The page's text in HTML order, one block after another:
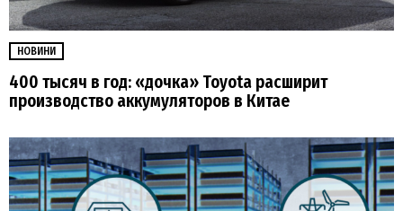
НОВИНИ
400 тысяч в год: «дочка» Toyota расширит
производство аккумуляторов в Китае